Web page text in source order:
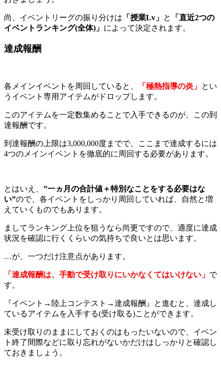
尚、イベントリーグの振り分けは 「授業Lv 」 と 「直近2つの
イベントランキング(全体) 」 によって決定されます。
達成報酬
各メインイベントを周回していると、 「極熱指導の炎」 とい
うイベント専用アイテムがドロップします。
このアイテムを一定数集めることで入手できるのが、この到
達報酬です。
到達報酬の上限は3,000,000度までで、ここまで達成するには
4つのメインイベントを徹底的に周回する必要があります。
とはいえ、 ”一ヵ月の合計値＋特別なことをする必要はな
い”ので、各イベントをしっかり周回していれば、自然と増
えていくものでもあります。
ましてランキング上位を狙うなら尚更ですので、適度に達成
状況を確認に行くくらいの気持ちで良いとは思います。
…が、一つだけ注意点があります。
「達成報酬は、手動で受け取りにいかなくてはいけない」 で
す。
『イベント→陸上コンテスト→達成報酬』と進むと、達成し
ているアイテムを入手する(受け取る)ことができます。
未受け取りのままにしておくのはもったいないので、イベン
ト終了間際などに取り忘れがないかだけはしっかりと確認し
ておきましょう。